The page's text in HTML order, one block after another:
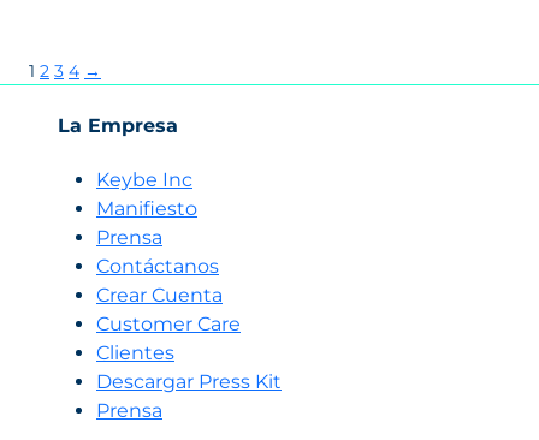
invisibles
pueden
tu
empresa
antes
de
que
lo
notes
Paginación
entradas
1 2 3 4 Siguientes
→
La Empresa
Keybe Inc
Manifiesto
Prensa
Contáctanos
Crear Cuenta
Customer Care
Clientes
Descargar Press Kit
Prensa